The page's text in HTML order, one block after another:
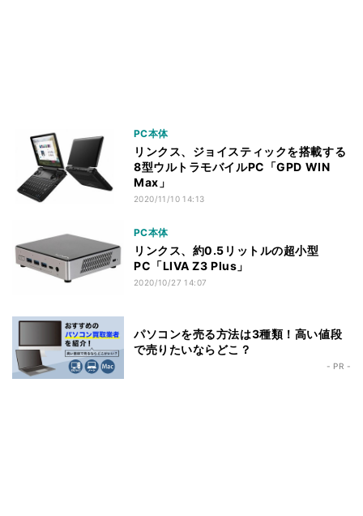
PC本体
リンクス、ジョイスティックを搭載する
8型ウルトラモバイルPC「GPD WIN
Max」
2020/11/10 14:13
PC本体
リンクス、約0.5リットルの超小型
PC「LIVA Z3 Plus」
2020/10/27 14:07
パソコンを売る方法は3種類！高い値段
で売りたいならどこ？
- PR -